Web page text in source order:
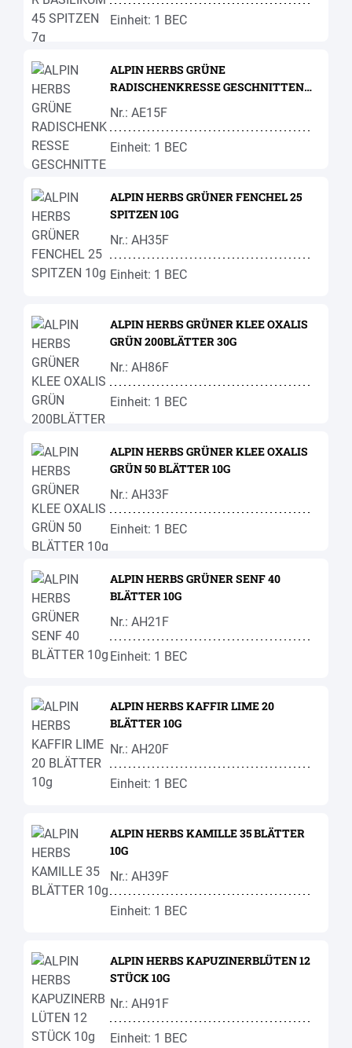
Einheit: 1 BEC
ALPIN HERBS GRÜNE
RADISCHENKRESSE GESCHNITTEN
70G
Nr.: AE15F
Einheit: 1 BEC
ALPIN HERBS GRÜNER FENCHEL 25
SPITZEN 10G
Nr.: AH35F
Einheit: 1 BEC
ALPIN HERBS GRÜNER KLEE OXALIS
GRÜN 200BLÄTTER 30G
Nr.: AH86F
Einheit: 1 BEC
ALPIN HERBS GRÜNER KLEE OXALIS
GRÜN 50 BLÄTTER 10G
Nr.: AH33F
Einheit: 1 BEC
ALPIN HERBS GRÜNER SENF 40
BLÄTTER 10G
Nr.: AH21F
Einheit: 1 BEC
ALPIN HERBS KAFFIR LIME 20
BLÄTTER 10G
Nr.: AH20F
Einheit: 1 BEC
ALPIN HERBS KAMILLE 35 BLÄTTER
10G
Nr.: AH39F
Einheit: 1 BEC
ALPIN HERBS KAPUZINERBLÜTEN 12
STÜCK 10G
Nr.: AH91F
Einheit: 1 BEC